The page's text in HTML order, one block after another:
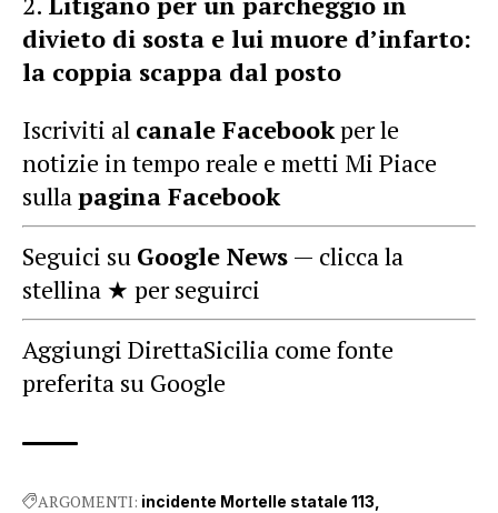
divieto di sosta e lui muore d’infarto:
la coppia scappa dal posto
Iscriviti al canale Facebookper le
notizie in tempo reale e metti Mi Piace
sullapagina Facebook
Seguici su Google News — clicca la
stellina ★ per seguirci
Aggiungi DirettaSicilia come fonte
preferita su Google
ARGOMENTI: incidente Mortelle statale 113